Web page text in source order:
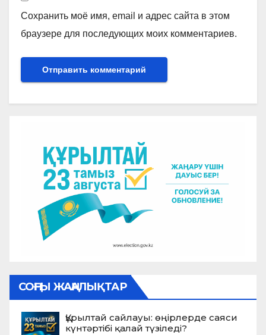
Сохранить моё имя, email и адрес сайта в этом
браузере для последующих моих комментариев.
СОҢҒЫ ЖАҢАЛЫҚТАР
Құрылтай сайлауы: өңірлерде саяси
күнтәртібі қалай түзіледі?